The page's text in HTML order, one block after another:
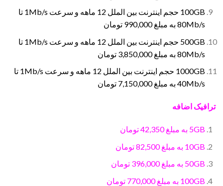
100GB حجم اینترنت بین الملل 12 ماهه و سرعت 1Mb/s تا
80Mb/s به مبلغ 990,000 تومان
500GB حجم اینترنت بین الملل 12 ماهه و سرعت 1Mb/s تا
80Mb/s به مبلغ 3,850,000 تومان
1000GB حجم اینترنت بین الملل 12 ماهه و سرعت 1Mb/s تا
40Mb/s به مبلغ 7,150,000 تومان
ترافیک اضافه
5GB به مبلغ 42,350 تومان
10GB به مبلغ 82,500 تومان
50GB به مبلغ 396,000 تومان
100GB به مبلغ 770,000 تومان